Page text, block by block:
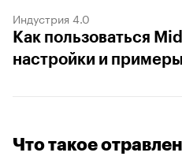
Индустрия 4.0
Как пользоваться
настройки и примеры
Что такое